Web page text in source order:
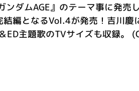
ンダムAGE』のテーマ事に発売
結編となるVol.4が発売！吉川慶
ED主題歌のTVサイズも収録。